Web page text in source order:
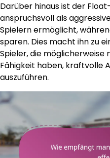
Darüber hinaus ist der
anspruchsvoll als
Spielern ermöglicht,
sparen. Dies macht ihn zu
Spieler, die möglicherweise
Fähigkeit haben, kraftvolle
auszuführen.